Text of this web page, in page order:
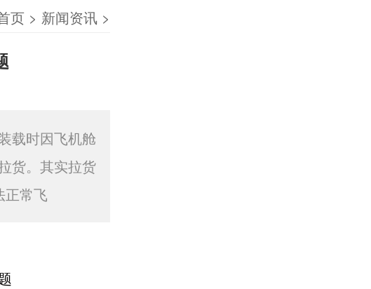
页 > 新闻资讯 >
载时因飞机舱
货。其实拉货
正常飞